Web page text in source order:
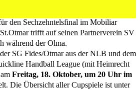
den Sechzehntelsfinal im Mobiliar
trifft auf seinen Partnerverein SV
während der Olma.
SG Fides/Otmar aus der NLB und dem
Handball League (mit Heimrecht
Freitag, 18. Oktober, um 20 Uhr im
Die Übersicht aller Cupspiele ist unter